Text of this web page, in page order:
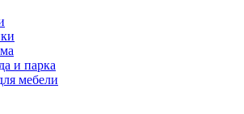
и парка
мебели